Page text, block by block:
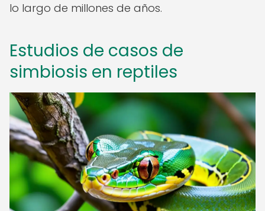
lo largo de millones de años.
Estudios de casos de
simbiosis en reptiles